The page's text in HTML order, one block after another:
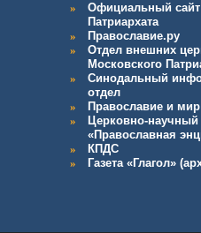
Официальный сайт
Патриархата
Православие.ру
Отдел внешних
Московского
Синодальный
отдел
Православие и мир
Церковно-научный
«Православная
КПДС
Газета «Глагол»